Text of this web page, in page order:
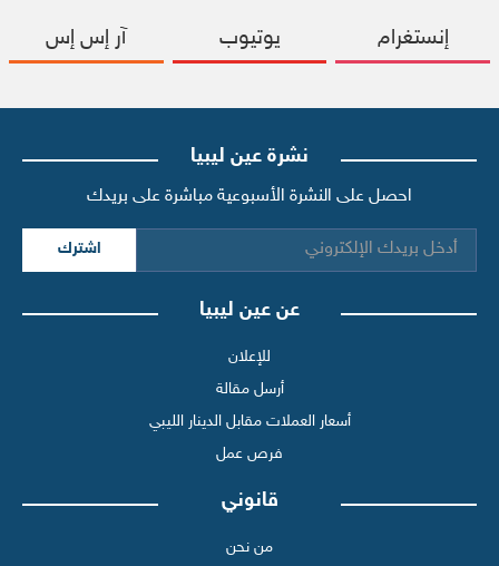
إنستغرام يوتيوب آر إس إس
نشرة عين ليبيا
احصل على النشرة الأسبوعية مباشرة على بريدك
اشترك
عن عين ليبيا
للإعلان
أرسل مقالة
أسعار العملات مقابل الدينار الليبي
فرص عمل
قانوني
من نحن